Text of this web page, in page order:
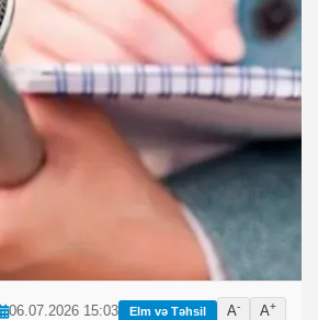
06.07.2026 15:03 Elm və Təhsil A- A+